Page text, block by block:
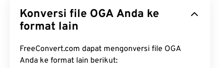
Konversi file OGA Anda ke
format lain
FreeConvert.com dapat mengonversi file OGA
Anda ke format lain berikut: